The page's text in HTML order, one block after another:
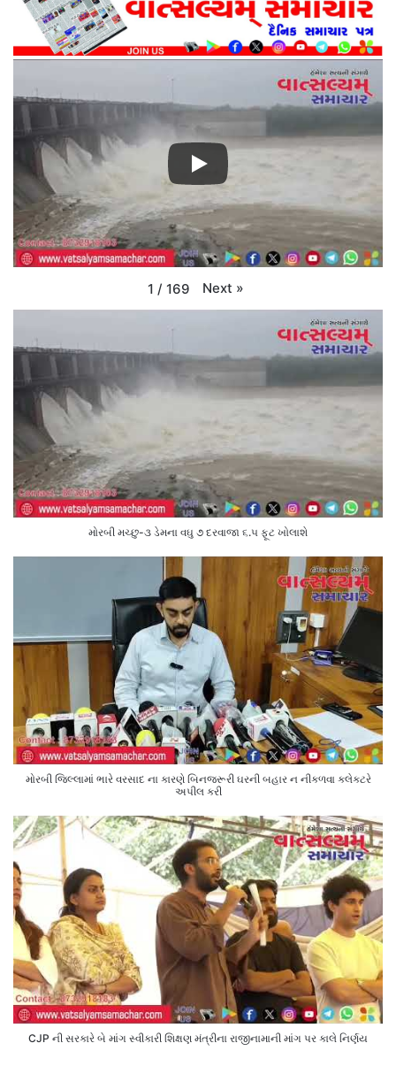
1 / 169 Next »
મોરબી મચ્છુ-૩ ડેમના વઘુ ૭ દરવાજા ૬.૫ ફૂટ ખોલાશે
મોરબી જિલ્લામાં ભારે વરસાદ ના કારણે બિનજરૂરી ઘરની બહાર ન નીકળવા કલેક્ટરે
અપીલ કરી
CJP ની સરકારે બે માંગ સ્વીકારી શિક્ષણ મંત્રીના રાજીનામાની માંગ પર કાલે નિર્ણય